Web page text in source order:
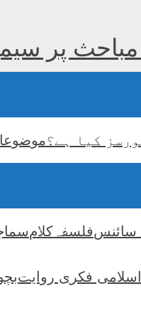
مباحث پر
کیا ہے؟
سائنسفلسفہ کلام
اسلامی فکری روایت